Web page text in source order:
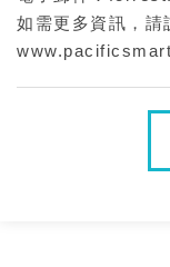
如需更多資訊，請